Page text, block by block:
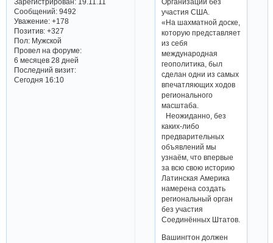
Зарегистрирован: 19.11.11
Сообщений:9492
Уважение: +178
Позитив: +327
Пол:Мужской
Провел на форуме:
6 месяцев 28 дней
Последний визит:
Сегодня 16:10
Организации без
участия США.
«На шахматной доске,
которую представляет
из себя
международная
геополитика, был
сделан одни из самых
впечатляющих ходов
регионального
масштаба.
Неожиданно, без
каких-либо
предварительных
объявлений мы
узнаём, что впервые
за всю свою историю
Латинская Америка
намерена создать
региональный орган
без участия
Соединённых Штатов.
Вашингтон должен